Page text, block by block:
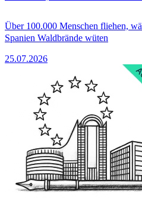
Über 100.000 Menschen fliehen,
Spanien Waldbrände wüten
25.07.2026